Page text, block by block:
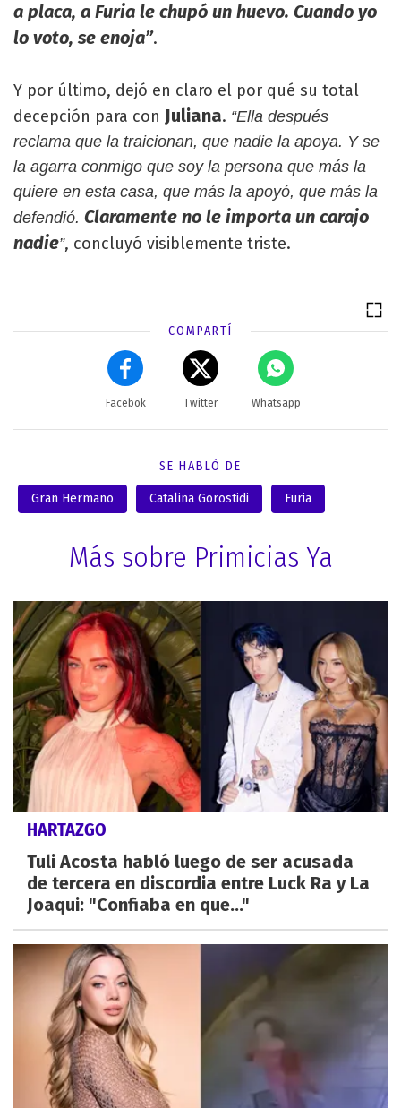
a placa, a Furia le chupó un huevo. Cuando yo
lo voto, se enoja”.
Y por último, dejó en claro el por qué su total
decepción para con Juliana. “Ella después
reclama que la traicionan, que nadie la apoya. Y se
la agarra conmigo que soy la persona que más la
quiere en esta casa, que más la apoyó, que más la
defendió. Claramente no le importa un carajo
nadie”, concluyó visiblemente triste.
COMPARTÍ
Facebok Twitter Whatsapp
SE HABLÓ DE
Gran Hermano Catalina Gorostidi Furia
Más sobre Primicias Ya
HARTAZGO
Tuli Acosta habló luego de ser acusada
de tercera en discordia entre Luck Ra y La
Joaqui: "Confiaba en que..."